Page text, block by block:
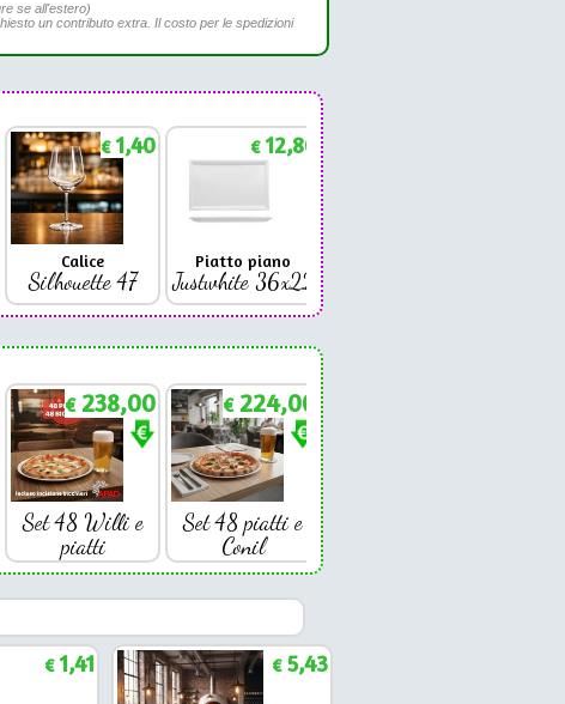
se all'estero)
un contributo extra. Il costo per le spedizioni
€1,40
Calice
Silhouette 47
€12,86
Piatto piano
Justwhite 36x22
€238,00
Set 48 Willi e
piatti
€224,00
Set 48 piatti e
Conil
€1,41 €5,43